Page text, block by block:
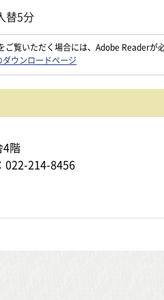
5分
ご覧いただく場合には、Adobe Reader
ウンロードページ
4階
022-214-8456